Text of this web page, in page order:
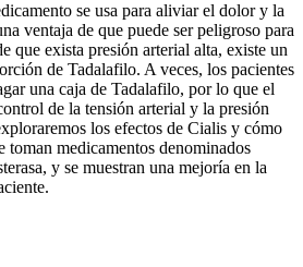
se usa para aliviar el dolor y la
ventaja de que puede ser peligroso para
que exista presión arterial alta, existe un
de Tadalafilo. A veces, los pacientes
una caja de Tadalafilo, por lo que el
de la tensión arterial y la presión
los efectos de Cialis y cómo
toman medicamentos denominados
y se muestran una mejoría en la